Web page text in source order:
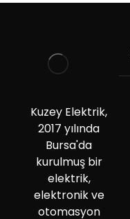
Kuzey Elektrik,
2017 yılında
Bursa'da
kurulmuş bir
elektrik,
elektronik ve
otomasyon